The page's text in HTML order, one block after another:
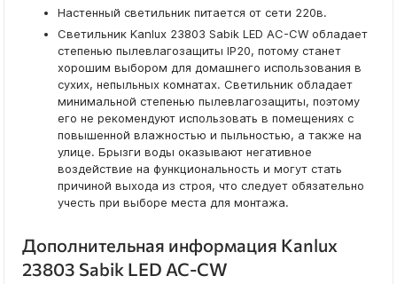
Настенный светильник питается от сети 220в.
Светильник Kanlux 23803 Sabik LED AC-CW обладает
степенью пылевлагозащиты IP20, потому станет
хорошим выбором для домашнего использования в
сухих, непыльных комнатах. Светильник обладает
минимальной степенью пылевлагозащиты, поэтому
его не рекомендуют использовать в помещениях с
повышенной влажностью и пыльностью, а также на
улице. Брызги воды оказывают негативное
воздействие на функциональность и могут стать
причиной выхода из строя, что следует обязательно
учесть при выборе места для монтажа.
Дополнительная информация Kanlux
23803 Sabik LED AC-CW